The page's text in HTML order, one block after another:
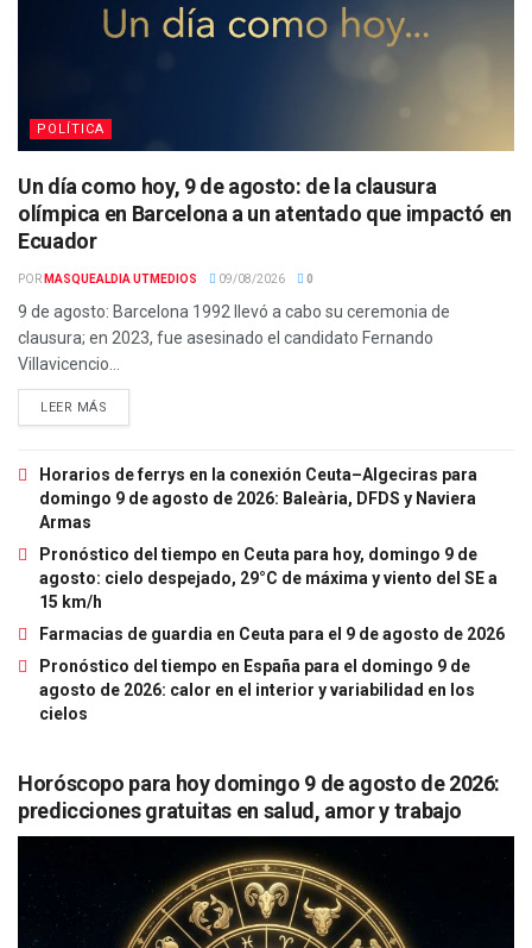
POLÍTICA
Un día como hoy, 9 de agosto: de la clausura
olímpica en Barcelona a un atentado que impactó en
Ecuador
POR MASQUEALDIA UTMEDIOS 09/08/2026 0
9 de agosto: Barcelona 1992 llevó a cabo su ceremonia de
clausura; en 2023, fue asesinado el candidato Fernando
Villavicencio...
LEER MÁS
Horarios de ferrys en la conexión Ceuta–Algeciras para
domingo 9 de agosto de 2026: Baleària, DFDS y Naviera
Armas
Pronóstico del tiempo en Ceuta para hoy, domingo 9 de
agosto: cielo despejado, 29°C de máxima y viento del SE a
15 km/h
Farmacias de guardia en Ceuta para el 9 de agosto de 2026
Pronóstico del tiempo en España para el domingo 9 de
agosto de 2026: calor en el interior y variabilidad en los
cielos
Horóscopo para hoy domingo 9 de agosto de 2026:
predicciones gratuitas en salud, amor y trabajo